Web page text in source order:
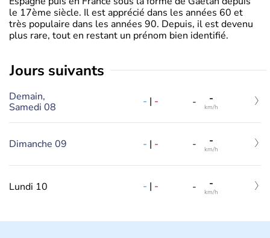
le 17ème siècle. Il est apprécié dans les années 60 et
très populaire dans les années 90. Depuis, il est devenu
plus rare, tout en restant un prénom bien identifié.
jours suivants
Demain,
Samedi 08
- | - - -
km/h
Dimanche 09 - | - - -
km/h
Lundi 10 - | - - -
km/h